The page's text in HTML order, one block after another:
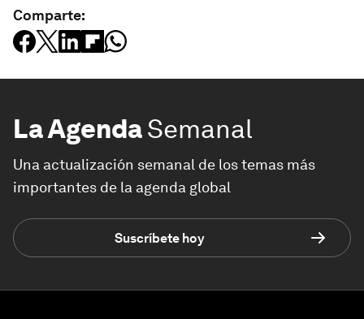
Comparte:
La AgendaSemanal
Una actualización semanal de los temas más
importantes de la agenda global
Suscríbete hoy